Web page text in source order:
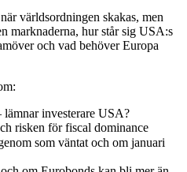
världsordningen skakas, men
marknaderna, hur står sig USA:s
och vad behöver Europa
investerare USA?
risken för fiscal dominance
som väntat och om januari